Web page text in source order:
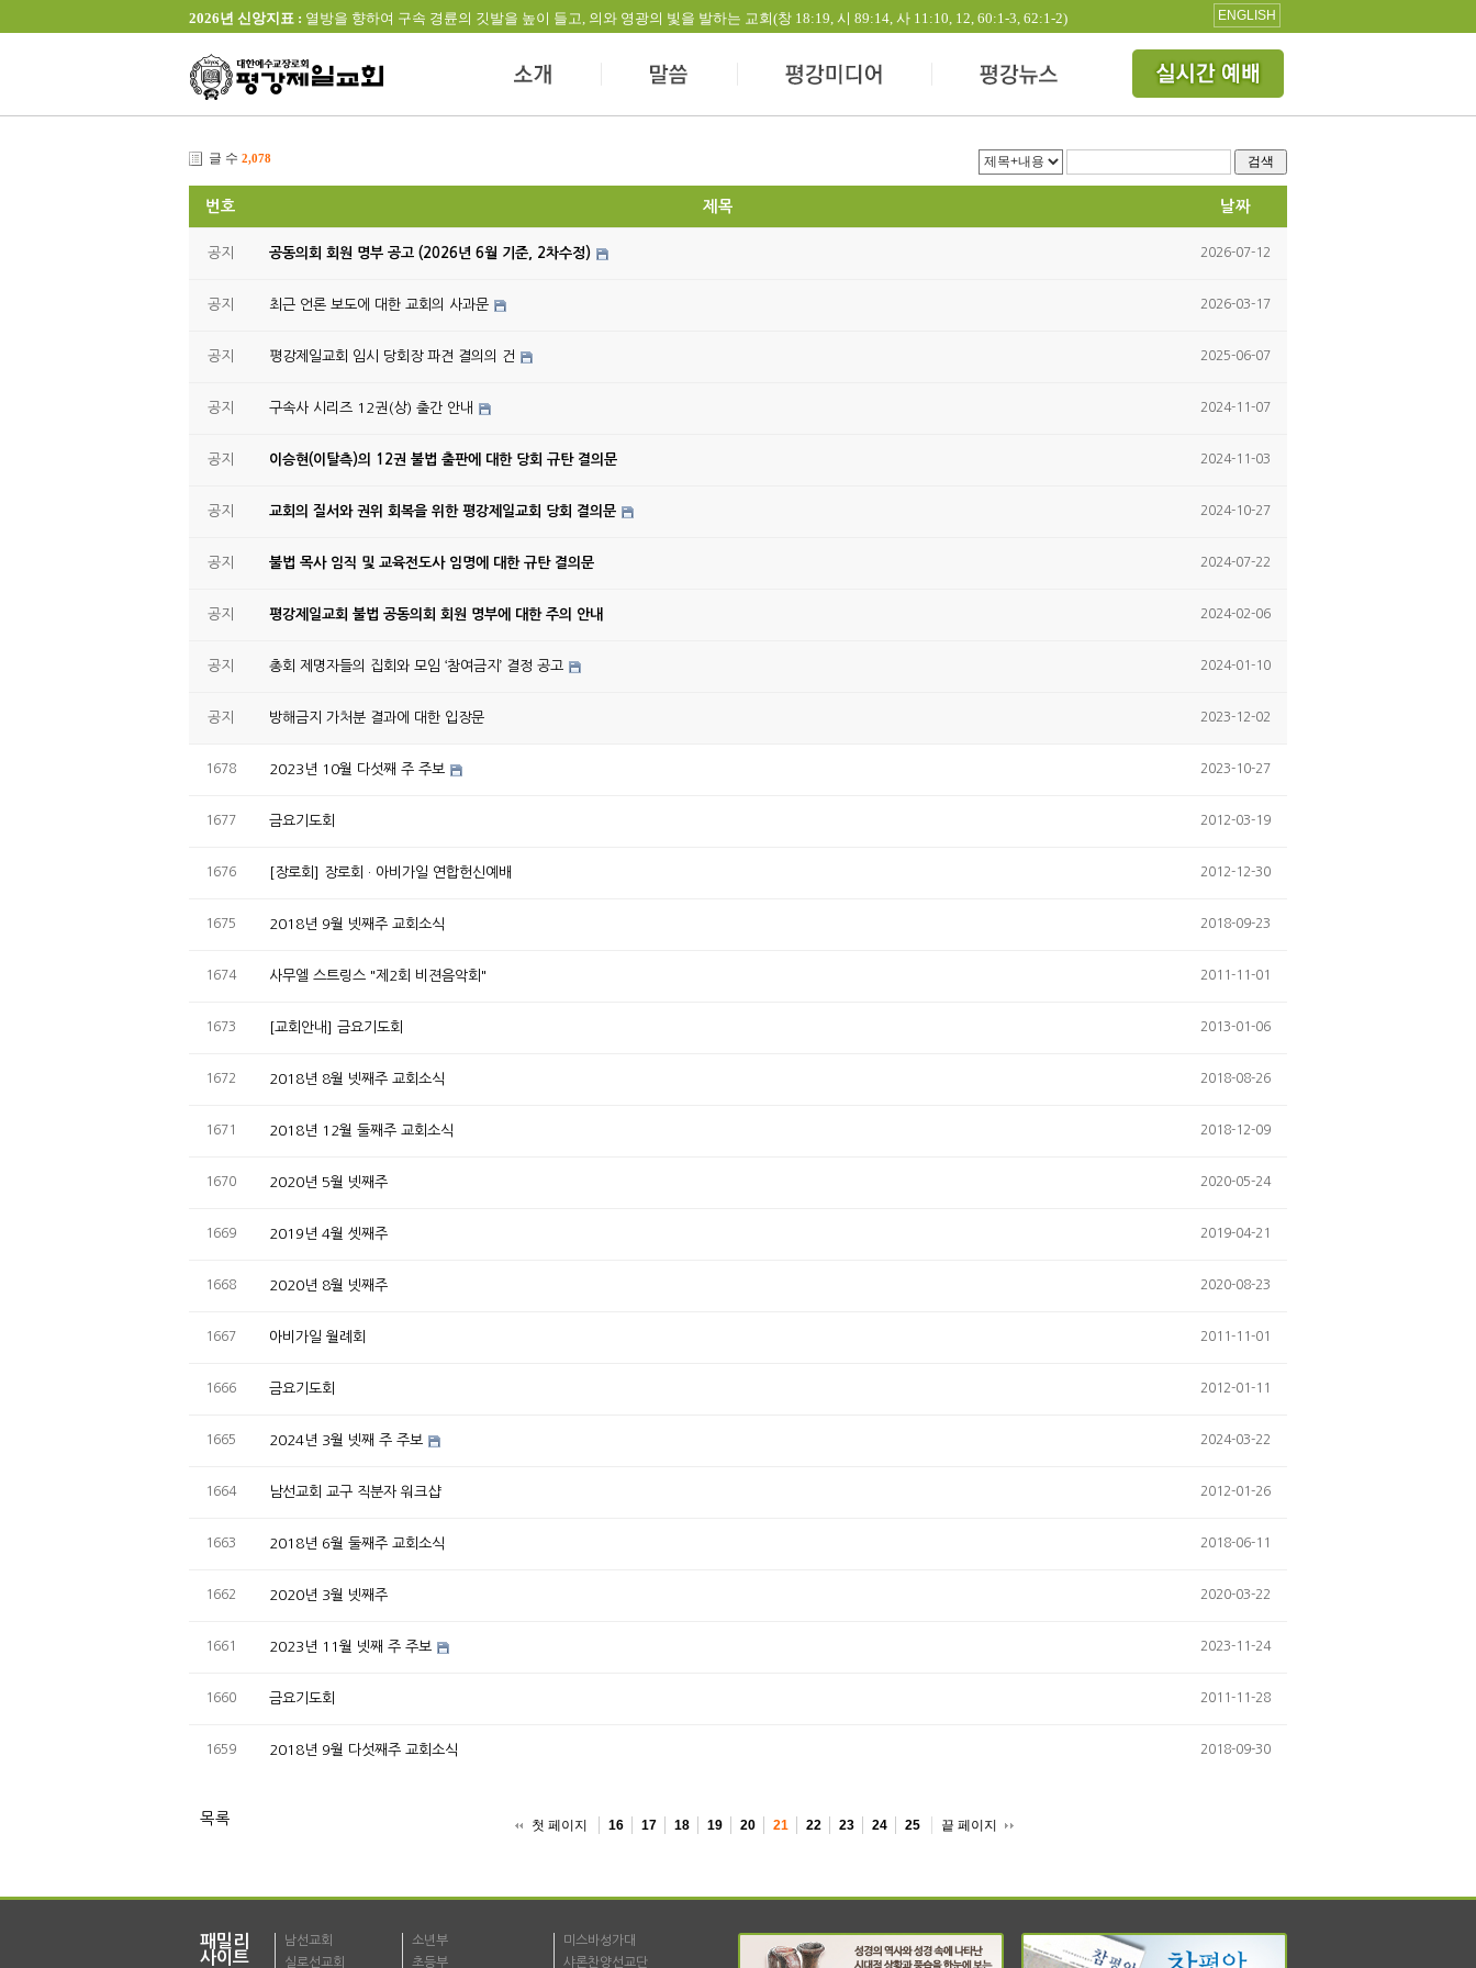
2026년 신앙지표 : 열방을 향하여 구속 경륜의 깃발을 높이 들고, 의와 영광의 빛을 발하는 교회(창 18:19, 시 89:14, 사 11:10, 12, 60:1-3, 62:1-2) ENGLISH
글 수 2,078 검색
번호 제목 날짜
공지 공동의회 회원 명부 공고 (2026년 6월 기준, 2차수정) 2026-07-12
공지 최근 언론 보도에 대한 교회의 사과문 2026-03-17
공지 평강제일교회 임시 당회장 파견 결의의 건 2025-06-07
공지 구속사 시리즈 12권(상) 출간 안내 2024-11-07
공지 이승현(이탈측)의 12권 불법 출판에 대한 당회 규탄 결의문 2024-11-03
공지 교회의 질서와 권위 회복을 위한 평강제일교회 당회 결의문 2024-10-27
공지 불법 목사 임직 및 교육전도사 임명에 대한 규탄 결의문 2024-07-22
공지 평강제일교회 불법 공동의회 회원 명부에 대한 주의 안내 2024-02-06
공지 총회 제명자들의 집회와 모임 ‘참여금지’ 결정 공고 2024-01-10
공지 방해금지 가처분 결과에 대한 입장문 2023-12-02
1678 2023년 10월 다섯째 주 주보 2023-10-27
1677 금요기도회 2012-03-19
1676 [장로회] 장로회 · 아비가일 연합헌신예배 2012-12-30
1675 2018년 9월 넷째주 교회소식 2018-09-23
1674 사무엘 스트링스 "제2회 비젼음악회" 2011-11-01
1673 [교회안내] 금요기도회 2013-01-06
1672 2018년 8월 넷째주 교회소식 2018-08-26
1671 2018년 12월 둘째주 교회소식 2018-12-09
1670 2020년 5월 넷째주 2020-05-24
1669 2019년 4월 셋째주 2019-04-21
1668 2020년 8월 넷째주 2020-08-23
1667 아비가일 월례회 2011-11-01
1666 금요기도회 2012-01-11
1665 2024년 3월 넷째 주 주보 2024-03-22
1664 남선교회 교구 직분자 워크샵 2012-01-26
1663 2018년 6월 둘째주 교회소식 2018-06-11
1662 2020년 3월 넷째주 2020-03-22
1661 2023년 11월 넷째 주 주보 2023-11-24
1660 금요기도회 2011-11-28
1659 2018년 9월 다섯째주 교회소식 2018-09-30
목록 첫 페이지 16 17 18 19 20 21 22 23 24 25 끝 페이지
패밀리
사이트
남선교회
실로선교회
소년부
초등부
미스바성가대
샤론찬양선교단